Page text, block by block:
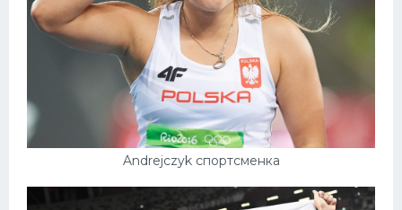
Andrejczyk спортсменка